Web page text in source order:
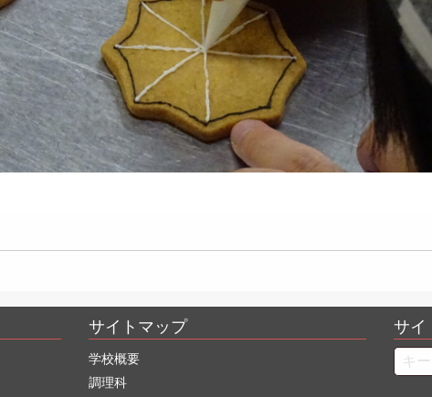
サイトマップ
学校概要
調理科
サイ